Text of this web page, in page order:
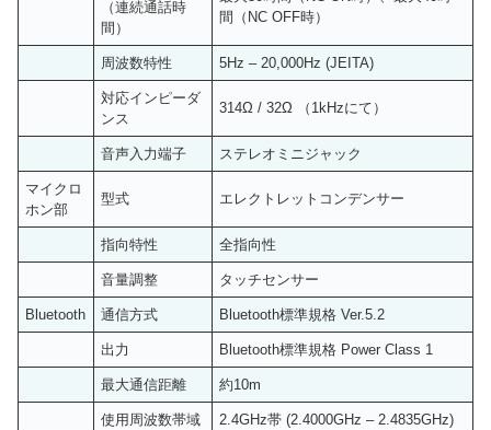
（連続通話時
間）
間（NC OFF時）
周波数特性 5Hz – 20,000Hz (JEITA)
対応インピーダ
ンス
314Ω / 32Ω （1kHzにて）
音声入力端子 ステレオミニジャック
マイクロ
ホン部
型式 エレクトレットコンデンサー
指向特性 全指向性
音量調整 タッチセンサー
Bluetooth 通信方式 Bluetooth標準規格 Ver.5.2
出力 Bluetooth標準規格 Power Class 1
最大通信距離 約10m
使用周波数帯域 2.4GHz帯 (2.4000GHz – 2.4835GHz)